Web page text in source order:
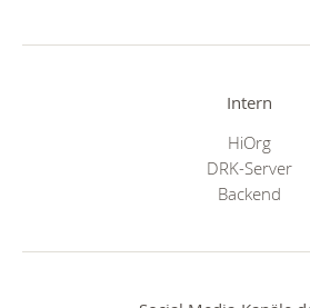
Intern
HiOrg
DRK-Server
Backend